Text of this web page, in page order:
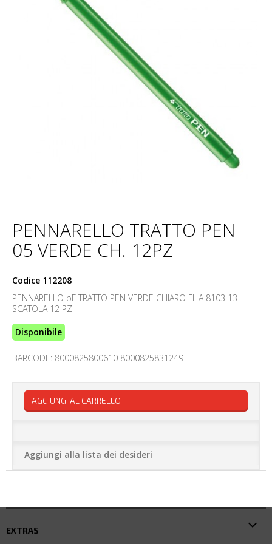
PENNARELLO TRATTO PEN
05 VERDE CH. 12PZ
Codice 112208
PENNARELLO pF TRATTO PEN VERDE CHIARO FILA 8103 13
SCATOLA 12 PZ
Disponibile
BARCODE: 8000825800610 8000825831249
AGGIUNGI AL CARRELLO
Aggiungi alla lista dei desideri
EXTRAS